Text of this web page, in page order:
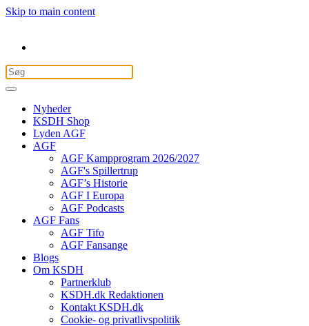
Skip to main content
Nyheder
KSDH Shop
Lyden AGF
AGF
AGF Kampprogram 2026/2027
AGF's Spillertrup
AGF’s Historie
AGF I Europa
AGF Podcasts
AGF Fans
AGF Tifo
AGF Fansange
Blogs
Om KSDH
Partnerklub
KSDH.dk Redaktionen
Kontakt KSDH.dk
Cookie- og privatlivspolitik